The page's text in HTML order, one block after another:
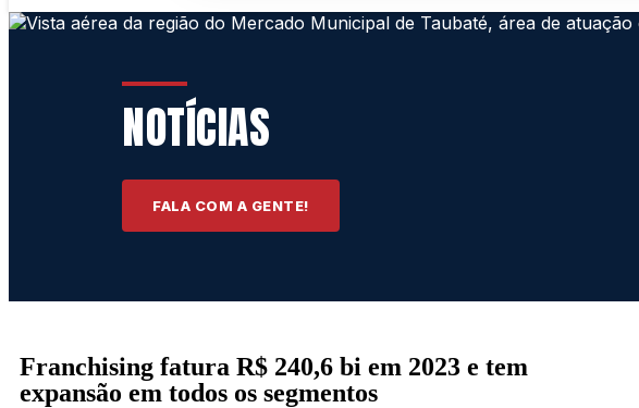
NOTÍCIAS
FALA COM A GENTE!
Franchising fatura R$ 240,6 bi em 2023 e tem
expansão em todos os segmentos